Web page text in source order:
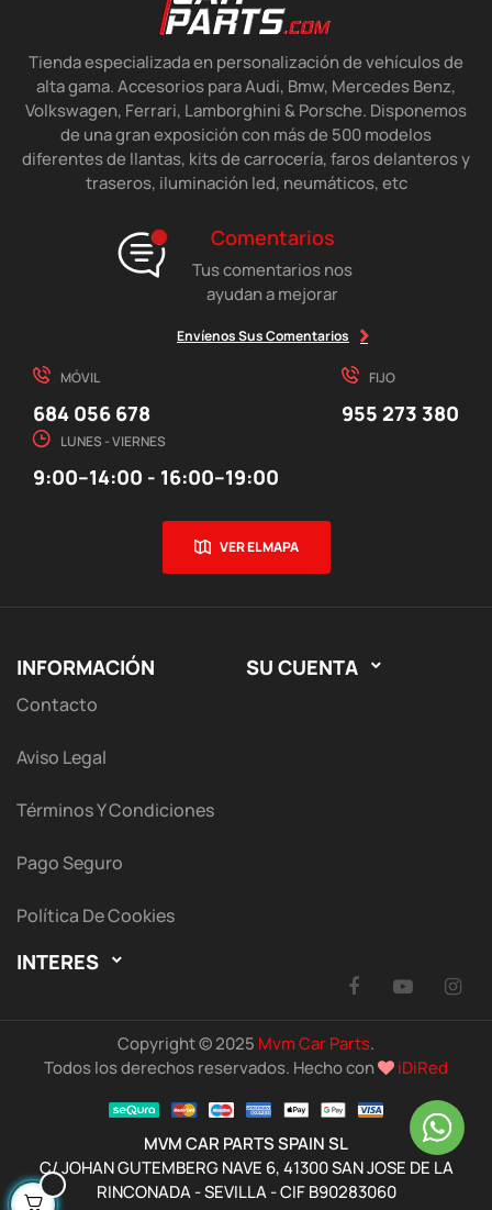
Tienda especializada en personalización de vehículos de
alta gama. Accesorios para Audi, Bmw, Mercedes Benz,
Volkswagen, Ferrari, Lamborghini & Porsche. Disponemos
de una gran exposición con más de 500 modelos
diferentes de llantas, kits de carrocería, faros delanteros y
traseros, iluminación led, neumáticos, etc
Comentarios
Tus comentarios nos
ayudan a mejorar
Envíenos Sus Comentarios
MÓVIL
684 056 678
FIJO
955 273 380
LUNES - VIERNES
9:00–14:00 - 16:00–19:00
VER EL MAPA
INFORMACIÓN
Contacto
Aviso Legal
Términos Y Condiciones
Pago Seguro
Política De Cookies
SU CUENTA 
INTERES 
Facebook
Copyright © 2025 Mvm Car Parts.
Todos los derechos reservados. Hecho con
iDiRed
MVM CAR PARTS SPAIN SL
C/ JOHAN GUTEMBERG NAVE 6, 41300 SAN JOSE DE LA
RINCONADA - SEVILLA - CIF B90283060